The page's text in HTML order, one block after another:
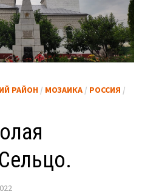
РАЙОН/ МОЗАИКА/ РОССИЯ /